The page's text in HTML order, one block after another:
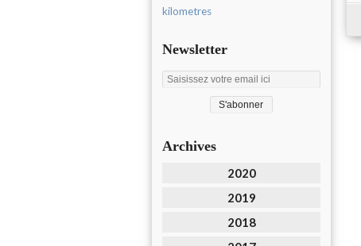
kilometres
Newsletter
Archives
2020
2019
2018